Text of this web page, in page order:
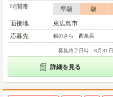
時間帯
早朝 朝
面接地
東広島市
応募先
銀のさら 西条店
募集終了日時：8月31日
詳細を見る